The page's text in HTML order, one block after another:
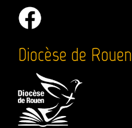
Diocèse de Rouen